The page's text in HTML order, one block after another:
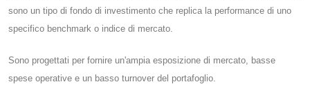
sono un tipo di fondo di investimento che replica la performance di uno
specifico benchmark o indice di mercato.
Sono progettati per fornire un'ampia esposizione di mercato, basse
spese operative e un basso turnover del portafoglio.